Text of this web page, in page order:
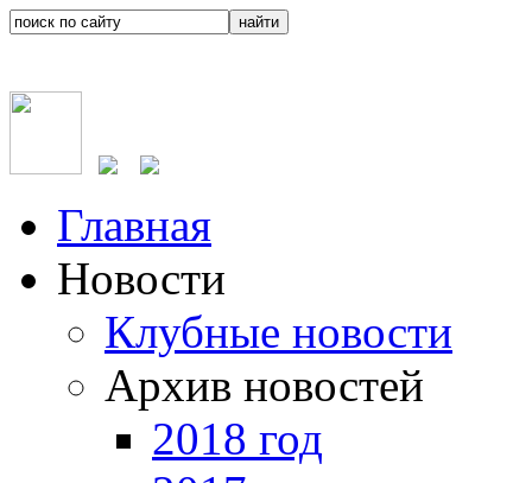
Главная
Новости
Клубные новости
Архив новостей
2018 год